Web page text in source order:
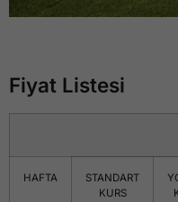
Fiyat Listesi
HAFTA
STANDART
KURS